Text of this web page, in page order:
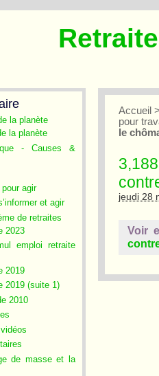
la planète
la planète
- Causes &
agir
et agir
de retraites
2023
emploi retraite
2019
2019 (suite 1)
2010
de masse et la
Accueil
pour
le
jeudi 28
Voir